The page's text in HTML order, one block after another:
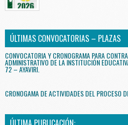
ÚLTIMAS CONVOCATORIAS – PLAZAS
CONVOCATORIA Y CRONOGRAMA PARA
ADMINISTRATIVO DE LA INSTITUCIÓN
72 – AYAVIRI.
CRONOGAMA DE ACTIVIDADES DEL PROCESO